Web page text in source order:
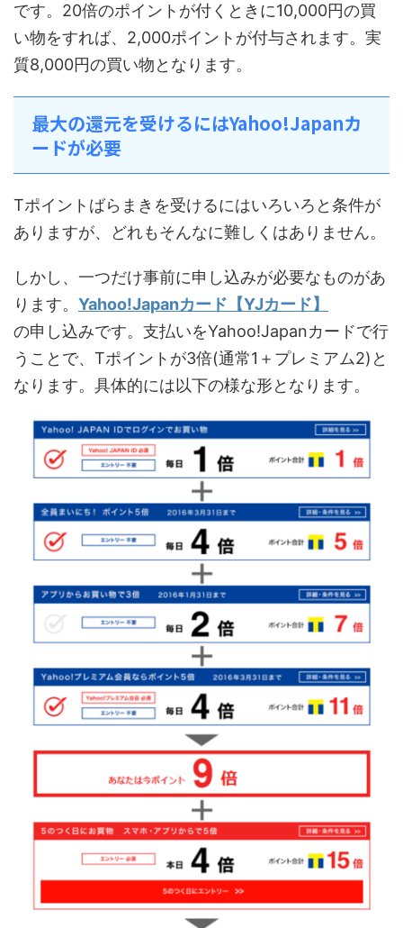
です。20倍のポイントが付くときに10,000円の買
い物をすれば、2,000ポイントが付与されます。実
質8,000円の買い物となります。
最大の還元を受けるにはYahoo!Japanカ
ードが必要
Tポイントばらまきを受けるにはいろいろと条件が
ありますが、どれもそんなに難しくはありません。
しかし、一つだけ事前に申し込みが必要なものがあ
ります。 Yahoo!Japanカード【YJカード】
の申し込みです。支払いをYahoo!Japanカードで行
うことで、Tポイントが3倍(通常1＋プレミアム2)と
なります。具体的には以下の様な形となります。